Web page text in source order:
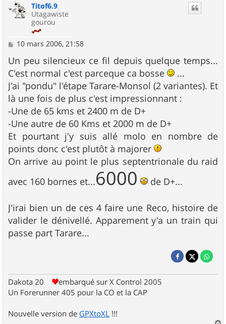
Titof6.9
Utagawiste
gourou
M
s
s
a
g
e
10 mars 2006, 21:58
Un peu silencieux ce fil depuis quelque temps...
C'est normal c'est parceque ca bosse
...
J'ai "pondu" l'étape Tarare-Monsol (2 variantes). Et
là une fois de plus c'est impressionnant :
-Une de 65 kms et 2400 m de D+
-Une autre de 60 Kms et 2000 m de D+
Et pourtant j'y suis allé molo en nombre de
points donc c'est plutôt à majorer
On arrive au point le plus septentrionale du raid
avec 160 bornes et...6000 de D+...
J'irai bien un de ces 4 faire une Reco, histoire de
valider le dénivellé. Apparement y'a un train qui
passe part Tarare...
Dakota 20
embarqué sur X Control 2005
Un Forerunner 405 pour la CO et la CAP
Nouvelle version de GPXtoXL !!!